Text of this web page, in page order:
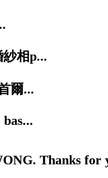
to ask
濟洲婚紗
提供首
have
Thanks for